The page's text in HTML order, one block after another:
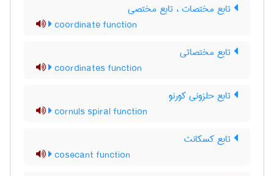
تابع مختصات ، تابع مختصی
coordinate function
تابع مختصاتی
coordinates function
تابع حلزونی کورنو
cornuls spiral function
تابع کسکانت
cosecant function